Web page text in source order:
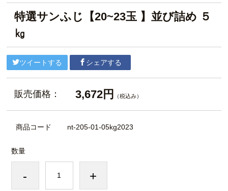
特選サンふじ【20~23玉 】並び詰め ５
㎏
ツイートする シェアする
販売価格： 3,672円 （税込み）
商品コード nt-205-01-05kg2023
数量
- +